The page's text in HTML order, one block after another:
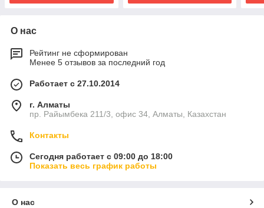
О нас
Рейтинг не сформирован
Менее 5 отзывов за последний год
Работает с 27.10.2014
г. Алматы
пр. Райымбека 211/3, офис 34, Алматы, Казахстан
Контакты
Сегодня работает с 09:00 до 18:00
Показать весь график работы
О нас